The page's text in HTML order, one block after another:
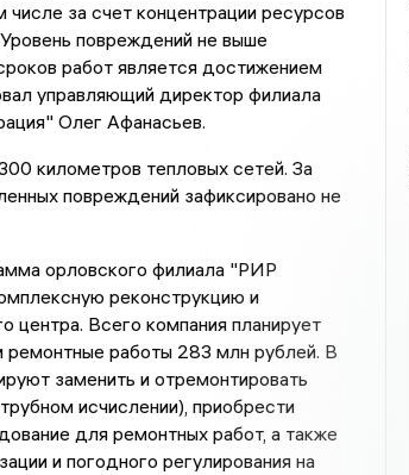
за счет концентрации ресурсов
повреждений не выше
работ является достижением
управляющий директор филиала
Олег Афанасьев.
километров тепловых сетей. За
повреждений зафиксировано не
орловского филиала "РИР
реконструкцию и
центра. Всего компания планирует
ремонтные работы 283 млн рублей. В
заменить и отремонтировать
исчислении), приобрести
для ремонтных работ, а также
и погодного регулирования на